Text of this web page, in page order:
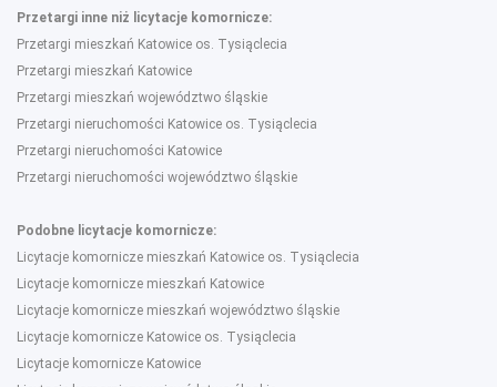
Przetargi inne niż licytacje komornicze:
Przetargi mieszkań Katowice os. Tysiąclecia
Przetargi mieszkań Katowice
Przetargi mieszkań województwo śląskie
Przetargi nieruchomości Katowice os. Tysiąclecia
Przetargi nieruchomości Katowice
Przetargi nieruchomości województwo śląskie
Podobne licytacje komornicze:
Licytacje komornicze mieszkań Katowice os. Tysiąclecia
Licytacje komornicze mieszkań Katowice
Licytacje komornicze mieszkań województwo śląskie
Licytacje komornicze Katowice os. Tysiąclecia
Licytacje komornicze Katowice